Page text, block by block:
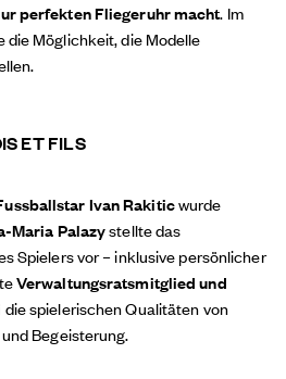
perfekten Fliegeruhr macht. Im
Möglichkeit, die Modelle
ET FILS
Ivan Rakiticwurde
Maria Palazystellte das
Spielers vor – inklusive persönlicher
Verwaltungsratsmitglied und
die spielerischen Qualitäten von
Begeisterung.